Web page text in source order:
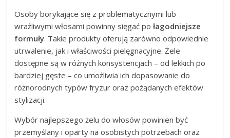
Osoby borykające się z problematycznymi lub
wrażliwymi włosami powinny sięgać połagodniejsze
formuły. Takie produkty oferują zarówno odpowiednie
utrwalenie, jak i właściwości pielęgnacyjne. Żele
dostępne są w różnych konsystencjach – od lekkich po
bardziej gęste – co umożliwia ich dopasowanie do
różnorodnych typów fryzur oraz pożądanych efektów
stylizacji.
Wybór najlepszego żelu do włosów powinien być
przemyślany i oparty na osobistych potrzebach oraz